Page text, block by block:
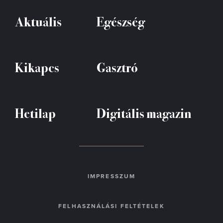
Aktuális Egészség
Kikapcs Gasztró
Hetilap Digitális magazin
IMPRESSZUM
FELHASZNÁLÁSI FELTÉTELEK